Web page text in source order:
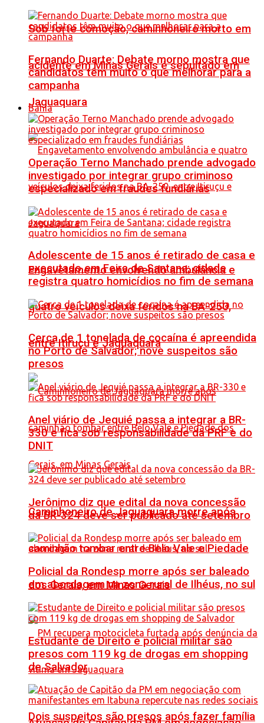
Sob forte comoção, caminhoneiro morto em
acidente em Minas Gerais é sepultado em
Jaguaquara
Engavetamento envolvendo ambulância e
quatro veículos deixa feridos na BA-250,
entre Itiruçu e Jaguaquara
Caminhoneiro de Jaguaquara morre após
caminhão tombar entre Belo Vale e Piedade
dos Gerais, em Minas Gerais
Dois suspeitos são presos após fazer família
Fernando Duarte: Debate morno mostra que
candidatos têm muito o que melhorar para a
campanha
Bahia
Operação Terno Manchado prende advogado
investigado por integrar grupo criminoso
especializado em fraudes fundiárias
Adolescente de 15 anos é retirado de casa e
executado em Feira de Santana; cidade
registra quatro homicídios no fim de semana
Cerca de 1 tonelada de cocaína é apreendida
no Porto de Salvador; nove suspeitos são
presos
Anel viário de Jequié passa a integrar a BR-
330 e fica sob responsabilidade da PRF e do
DNIT
Jerônimo diz que edital da nova concessão
da BR-324 deve ser publicado até setembro
Policial da Rondesp morre após ser baleado
em abordagem na zona rural de Ilhéus, no sul
Estudante de Direito e policial militar são
presos com 119 kg de drogas em shopping
de Salvador